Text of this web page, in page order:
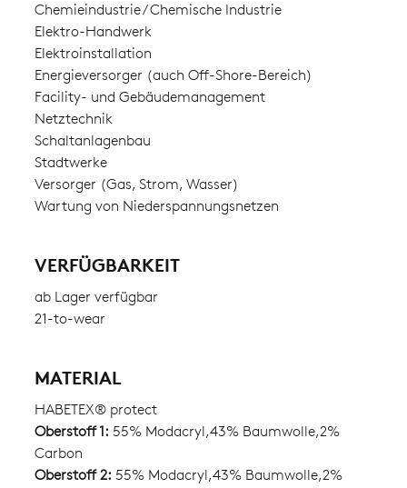
Chemieindustrie / Chemische Industrie
Elektro-Handwerk
Elektroinstallation
Energieversorger (auch Off-Shore-Bereich)
Facility- und Gebäudemanagement
Netztechnik
Schaltanlagenbau
Stadtwerke
Versorger (Gas, Strom, Wasser)
Wartung von Niederspannungsnetzen
VERFÜGBARKEIT
ab Lager verfügbar
21-to-wear
MATERIAL
HABETEX® protect
Oberstoff 1: 55% Modacryl,43% Baumwolle,2%
Carbon
Oberstoff 2: 55% Modacryl,43% Baumwolle,2%